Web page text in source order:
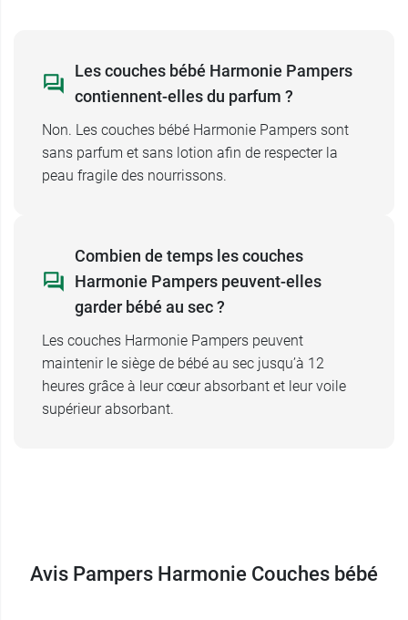
Les couches bébé Harmonie Pampers
contiennent-elles du parfum ?
Non. Les couches bébé Harmonie Pampers sont
sans parfum et sans lotion afin de respecter la
peau fragile des nourrissons.
Combien de temps les couches
Harmonie Pampers peuvent-elles
garder bébé au sec ?
Les couches Harmonie Pampers peuvent
maintenir le siège de bébé au sec jusqu’à 12
heures grâce à leur cœur absorbant et leur voile
supérieur absorbant.
Avis Pampers Harmonie Couches bébé